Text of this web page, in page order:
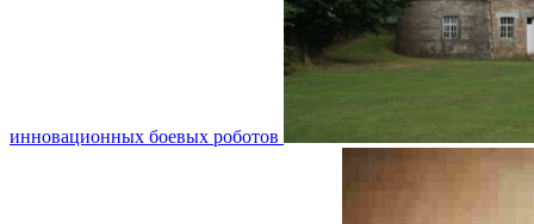
инновационных боевых роботов